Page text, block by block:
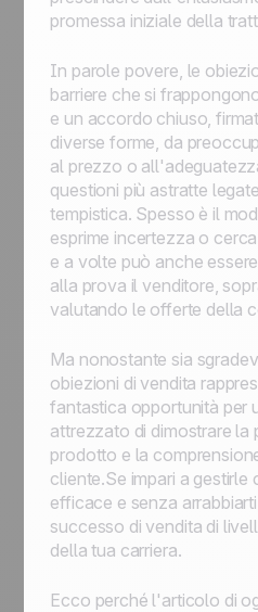
promessa iniziale della
In parole povere, le
barriere che si
e un accordo chiuso,
diverse forme, da
al prezzo o
questioni più astratte
tempistica. Spesso è il
esprime incertezza o
e a volte può anche
alla prova il venditore,
valutando le offerte della
Ma nonostante sia
obiezioni di vendita
fantastica opportunità per
attrezzato di dimostrare
prodotto e la
cliente.Se impari a gestirle
efficace e senza
successo di vendita di
della tua carriera.
Ecco perché l'articolo di